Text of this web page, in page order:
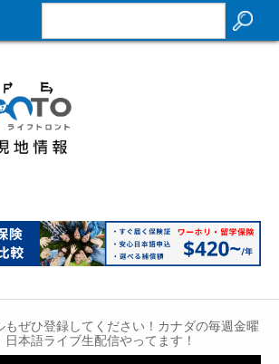
もぜひ登録してください！カナダの毎週金曜
日本語ライブ生配信やってます！